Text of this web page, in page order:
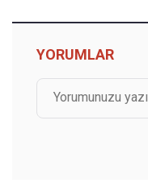
YORUMLAR